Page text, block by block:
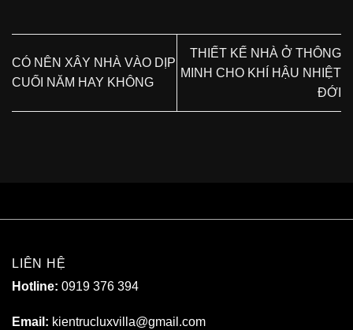
CÓ NÊN XÂY NHÀ VÀO DỊP
CUỐI NĂM HAY KHÔNG
THIẾT KẾ NHÀ Ở THÔNG
MINH CHO KHÍ HẬU NHIỆT
ĐỚI
LIÊN HỆ
Hotline: 0919 376 394
Email: kientrucluxvilla@gmail.com